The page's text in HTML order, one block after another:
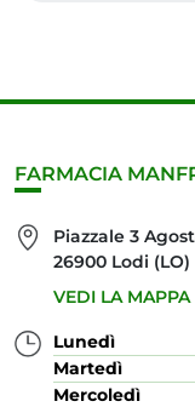
FARMACIA
Piazzale 3
26900 Lodi (LO)
VEDI LA MAPPA
Lunedì
Martedì
Mercoledì